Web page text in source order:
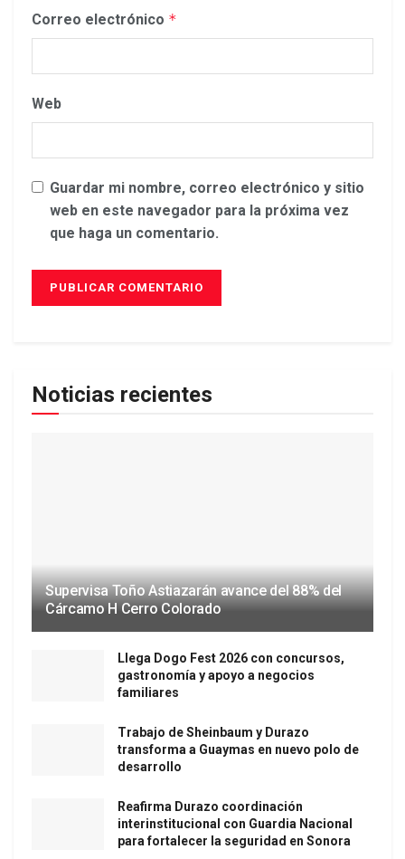
Correo electrónico *
Web
Guardar mi nombre, correo electrónico y sitio
web en este navegador para la próxima vez
que haga un comentario.
Noticias recientes
Supervisa Toño Astiazarán avance del 88% del
Cárcamo H Cerro Colorado
Llega Dogo Fest 2026 con concursos,
gastronomía y apoyo a negocios
familiares
Trabajo de Sheinbaum y Durazo
transforma a Guaymas en nuevo polo de
desarrollo
Reafirma Durazo coordinación
interinstitucional con Guardia Nacional
para fortalecer la seguridad en Sonora